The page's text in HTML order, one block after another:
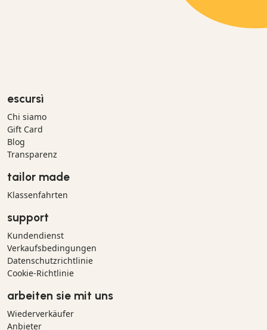
escursì
Chi siamo
Gift Card
Blog
Transparenz
tailor made
Klassenfahrten
support
Kundendienst
Verkaufsbedingungen
Datenschutzrichtlinie
Cookie-Richtlinie
arbeiten sie mit uns
Wiederverkäufer
Anbieter